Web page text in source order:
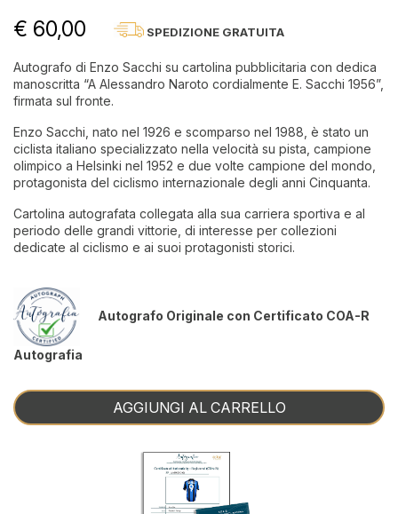
€ 60,00 SPEDIZIONE GRATUITA
Autografo di Enzo Sacchi su cartolina pubblicitaria con dedica
manoscritta “A Alessandro Naroto cordialmente E. Sacchi 1956”,
firmata sul fronte.
Enzo Sacchi, nato nel 1926 e scomparso nel 1988, è stato un
ciclista italiano specializzato nella velocità su pista, campione
olimpico a Helsinki nel 1952 e due volte campione del mondo,
protagonista del ciclismo internazionale degli anni Cinquanta.
Cartolina autografata collegata alla sua carriera sportiva e al
periodo delle grandi vittorie, di interesse per collezioni
dedicate al ciclismo e ai suoi protagonisti storici.
Autografo Originale con Certificato COA-R
Autografia
AGGIUNGI AL CARRELLO